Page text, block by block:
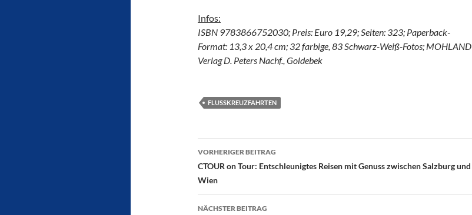
Infos:
ISBN 9783866752030; Preis: Euro 19,29; Seiten: 323; Paperback-
Format: 13,3 x 20,4 cm; 32 farbige, 83 Schwarz-Weiß-Fotos; MOHLAND
Verlag D. Peters Nachf., Goldebek
FLUSSKREUZFAHRTEN
Beitragsnavigation
VORHERIGER BEITRAG
CTOUR on Tour: Entschleunigtes Reisen mit Genuss zwischen Salzburg und
Wien
NÄCHSTER BEITRAG